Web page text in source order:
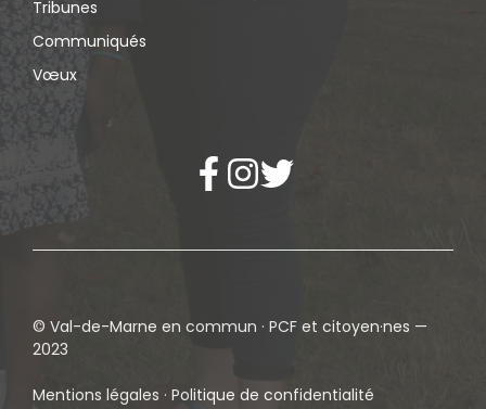
Tribunes
Communiqués
Vœux
© Val-de-Marne en commun · PCF et citoyen·nes —
2023
Mentions légales · Politique de confidentialité